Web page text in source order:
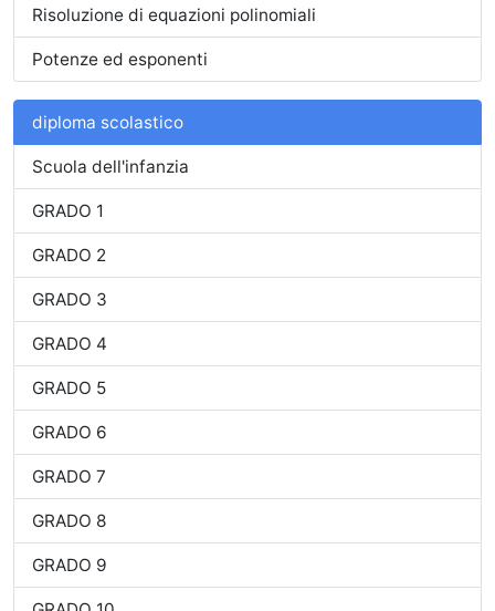
Risoluzione di equazioni polinomiali
Potenze ed esponenti
diploma scolastico
Scuola dell'infanzia
GRADO 1
GRADO 2
GRADO 3
GRADO 4
GRADO 5
GRADO 6
GRADO 7
GRADO 8
GRADO 9